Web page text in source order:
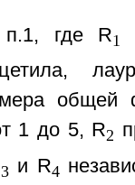
где R1
1 до 5, R2
3 и R4